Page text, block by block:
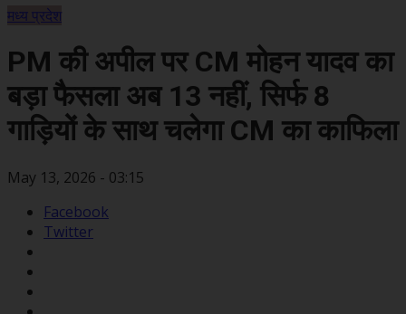
मध्य प्रदेश
PM की अपील पर CM मोहन यादव का
बड़ा फैसला अब 13 नहीं, सिर्फ 8
गाड़ियों के साथ चलेगा CM का काफिला
May 13, 2026 - 03:15
Facebook
Twitter